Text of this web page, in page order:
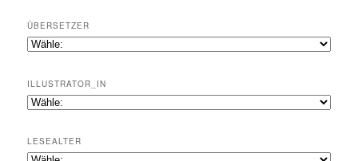
ÜBERSETZER
ILLUSTRATOR_IN
LESEALTER